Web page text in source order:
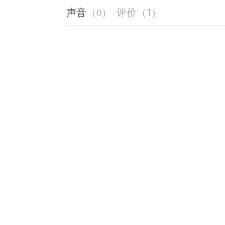
声音 （0） 评价 （1 ）